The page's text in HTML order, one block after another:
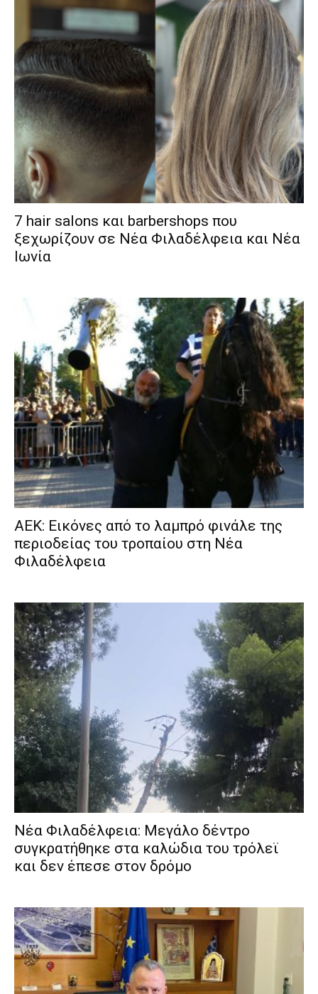
7 hair salons και barbershops που
ξεχωρίζουν σε Νέα Φιλαδέλφεια και Νέα
Ιωνία
ΑΕΚ: Εικόνες από το λαμπρό φινάλε της
περιοδείας του τροπαίου στη Νέα
Φιλαδέλφεια
Νέα Φιλαδέλφεια: Μεγάλο δέντρο
συγκρατήθηκε στα καλώδια του τρόλεϊ
και δεν έπεσε στον δρόμο